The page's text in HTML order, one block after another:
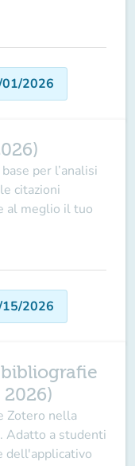
2026
per l’analisi
citazioni
al meglio il tuo
2026
Zotero nella
Adatto a studenti
dell'applicativo